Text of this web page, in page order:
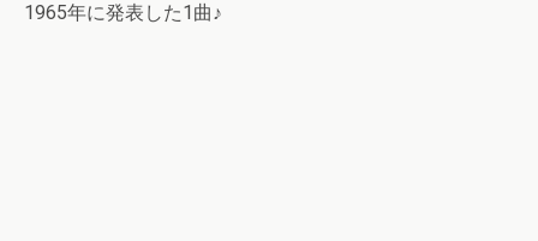
1965年に発表した1曲♪